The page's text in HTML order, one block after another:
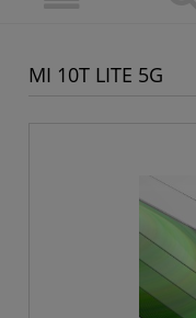
MI 10T LITE 5G